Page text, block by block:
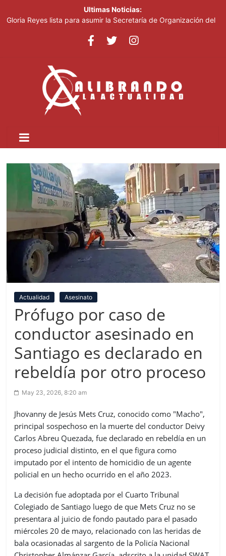
Ultimas Noticias:
Gloria Reyes lista para asumir la Secretaría de Organización del
Efemérides Patrias y el Instituto Duartiano en reunión solemne
Agente de la DIGESETT identifica a mujer reportada como
desaparecida tras encontrarla desorientada
Banreservas obtiene siete galardones en los Effie Awards
República Dominicana 2026
Actualidad Asesinato
Prófugo por caso de
conductor asesinado en
Santiago es declarado en
rebeldía por otro proceso
May 23, 2026, 8:20 am
Jhovanny de Jesús Mets Cruz, conocido como "Macho",
principal sospechoso en la muerte del conductor Deivy
Carlos Abreu Quezada, fue declarado en rebeldía en un
proceso judicial distinto, en el que figura como
imputado por el intento de homicidio de un agente
policial en un hecho ocurrido en el año 2023.
La decisión fue adoptada por el Cuarto Tribunal
Colegiado de Santiago luego de que Mets Cruz no se
presentara al juicio de fondo pautado para el pasado
miércoles 20 de mayo, relacionado con las heridas de
bala ocasionadas al sargento de la Policía Nacional